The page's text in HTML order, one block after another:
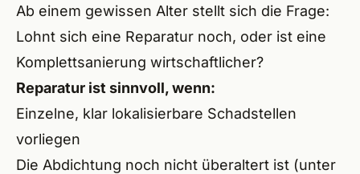
Ab einem gewissen Alter stellt sich die Frage:
Lohnt sich eine Reparatur noch, oder ist eine
Komplettsanierung wirtschaftlicher?
Reparatur ist sinnvoll, wenn:
Einzelne, klar lokalisierbare Schadstellen
vorliegen
Die Abdichtung noch nicht überaltert ist (unter